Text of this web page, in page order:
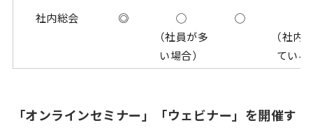
社内総会
◎
◯
（社員が多
い場合）
◯
（社内
ている
「オンラインセミナー」「ウェビナー」を開催す